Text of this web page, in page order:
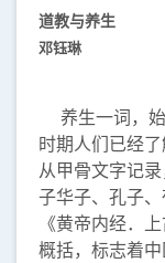
道教与养生
邓钰琳
养生一词，
时期人们已经
从甲骨文字记
子华子、孔子
《黄帝内经．
概括，标志着中